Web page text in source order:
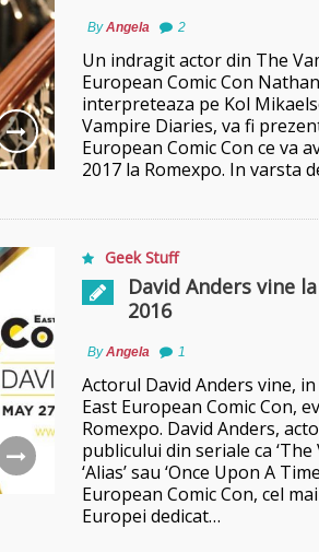
ByAngela 2
Un indragit actor din The
European Comic Con
interpreteaza pe Kol
Vampire Diaries, va fi
European Comic Con ce va
2017 la Romexpo. In varsta
Geek Stuff
David Anders vine
2016
ByAngela 1
Actorul David Anders vine,
East European Comic Con,
Romexpo. David Anders,
publicului din seriale ca ‘The
‘Alias’ sau ‘Once Upon A
European Comic Con, cel
Europei dedicat…